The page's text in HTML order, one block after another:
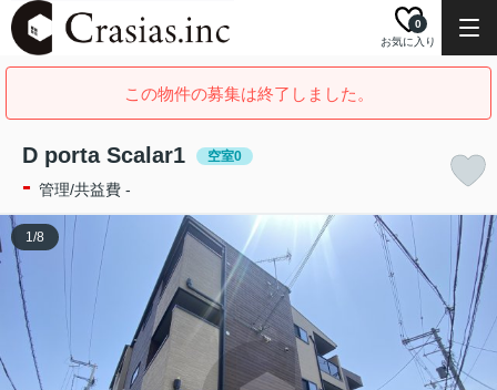
お気に入り
0
この物件の募集は終了しました。
D porta Scalar1 空室0
- 管理/共益費 -
1/8